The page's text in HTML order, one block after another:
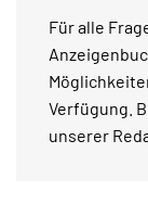
Für alle
Verfügung.
unserer